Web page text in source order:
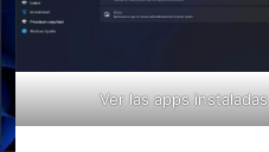
Ver las apps instaladas